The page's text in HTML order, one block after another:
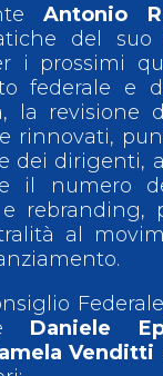
Antonio
del
i prossimi
federale e
la
rinnovati,
dei dirigenti,
il numero
rebranding,
al
Daniele
Venditti